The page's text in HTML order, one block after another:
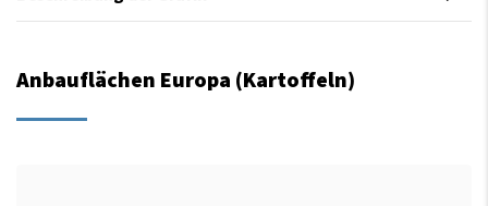
Anbauflächen Europa (Kartoffeln)